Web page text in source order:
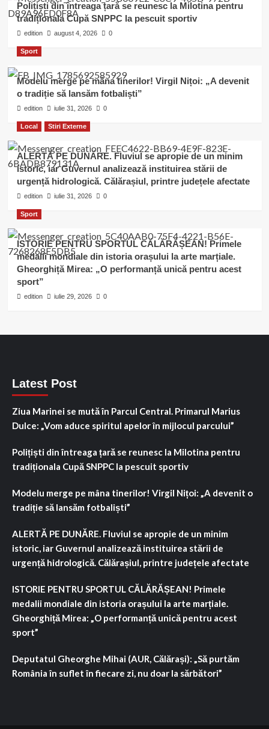
Polițiști din întreaga țară se reunesc la Milotina pentru
tradiționala Cupă SNPPC la pescuit sportiv
edition august 4, 2026 0
Sport
Modelu merge pe mâna tinerilor! Virgil Nițoi: „A devenit
o tradiție să lansăm fotbaliști”
edition iulie 31, 2026 0
Local Stiri Externe
ALERTĂ PE DUNĂRE. Fluviul se apropie de un minim
istoric, iar Guvernul analizează instituirea stării de
urgență hidrologică. Călărașiul, printre județele afectate
edition iulie 31, 2026 0
Sport
ISTORIE PENTRU SPORTUL CĂLĂRĂȘEAN! Primele
medalii mondiale din istoria orașului la arte marțiale.
Gheorghiță Mirea: „O performanță unică pentru acest
sport”
edition iulie 29, 2026 0
Latest Post
Ziua Marinei se mută în Parcul Central. Primarul Marius
Dulce: „Vom aduce spiritul apelor în mijlocul parcului”
Polițiști din întreaga țară se reunesc la Milotina pentru
tradiționala Cupă SNPPC la pescuit sportiv
Modelu merge pe mâna tinerilor! Virgil Nițoi: „A devenit o
tradiție să lansăm fotbaliști”
ALERTĂ PE DUNĂRE. Fluviul se apropie de un minim
istoric, iar Guvernul analizează instituirea stării de
urgență hidrologică. Călărașiul, printre județele afectate
ISTORIE PENTRU SPORTUL CĂLĂRĂȘEAN! Primele
medalii mondiale din istoria orașului la arte marțiale.
Gheorghiță Mirea: „O performanță unică pentru acest
sport”
Deputatul Gheorghe Mihai (AUR, Călărași): „Să purtăm
România în suflet în fiecare zi, nu doar la sărbători”